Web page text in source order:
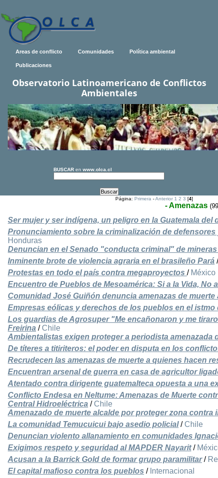
Areas de conflicto Comunidades Política ambiental
Publicaciones
Observatorio Latinoamericano de Conflictos
Ambientales
BUSCAR en www.olca.cl
Página:Primera -Anterior 1 2 3 [4]
- Amenazas
Ser mujer y ser indígena, un peligro en la Guatemala del
Pronunciamiento sobre la criminalización de
Honduras
Denuncian en el Senado "conducta criminal" de
Inminente brote de violencia agraria en el brasileño Pará
Protestas en todo el país contra megaproyectos / México
Encuentro de Pueblos de Mesoamérica: Si a la Vida, No
Comunidad José Guiñón denuncia amenazas de
Empresas eólicas y derechos de los pueblos en el istmo
Los guardias de Agrosuper "Me encañonaron y me
Freirina / Chile
Ambientalistas exigen proteger a periodista amenazada
De títeres a titiriteros: el poder en disputa en los
Recrudecen las amenazas de muerte a quienes hacen
Encuentran arsenal de guerra en casa de agricultor
Atentado contra dirigente guatemalteca opuesta a una
Conflicto Endesa en Neltume: Amenazas de Muerte
Central Hidroeléctrica / Chile
Amenazado de muerte alcalde por proteger zona contra
La comunidad Temucuicui bajo asedio policial/ Chile
Denuncian violento allanamiento en comunidades
Exigimos respeto y seguridad al MAPDER Nayarit/
Acusan a la Barrick Gold de formar grupo paramilitar/
El capital mafioso contra los pueblos / Internacional